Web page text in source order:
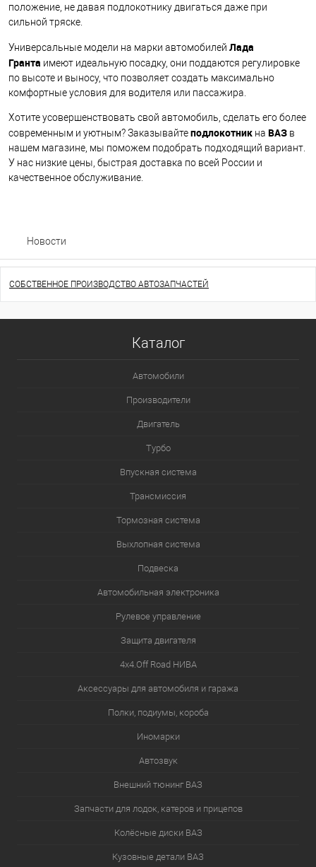
положение, не давая подлокотнику двигаться даже при
сильной тряске.
Универсальные модели на марки автомобилей Лада
Гранта имеют идеальную посадку, они поддаются регулировке
по высоте и выносу, что позволяет создать максимально
комфортные условия для водителя или пассажира.
Хотите усовершенствовать свой автомобиль, сделать его более
современным и уютным? Заказывайтеподлокотник на ВАЗ в
нашем магазине, мы поможем подобрать подходящий вариант.
У нас низкие цены, быстрая доставка по всей России и
качественное обслуживание.
Новости
СОБСТВЕННОЕ ПРОИЗВОДСТВО АВТОЗАПЧАСТЕЙ
Каталог
Автомобили
Производители
Двигатель
Турбо
Впускная система
Трансмиссия
Тормозная система
Выхлопная система
Подвеска
Автомобильная электроника
Рулевое управление
Защита двигателя
4х4.Off Road НИВА
Аксессуары для автомобиля и гаража
Полки, подиумы, короба
Иномарки
Автозвук
Внешний тюнинг ВАЗ
Запчасти для лодок, катеров и прицепов
Колёсные диски ВАЗ
Кузовные детали ВАЗ